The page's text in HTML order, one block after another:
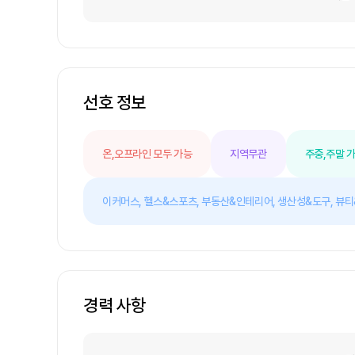
선호 정보
온,오프라인 모두 가능 지역무관 주중,주말
이커머스, 헬스&스포츠,부동산&인테리어, 생산성&도구,뷰
경력 사항